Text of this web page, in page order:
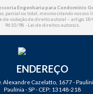
Engenharia para Condomínio
parcial ou total, mesmo citando nossos
de violação de direito autoral – artigo
9610/98 - Lei de direitos autorais
ENDEREÇO
Alexandre Cazelatto, 1677 -
Paulínia - SP - CEP: 13148-218